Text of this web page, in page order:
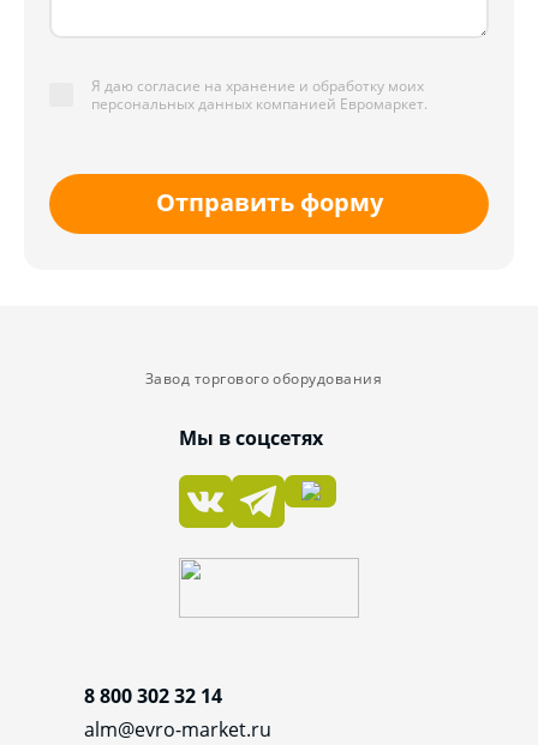
Я даю согласие на хранение и обработку моих
персональных данных компанией Евромаркет.
Отправить форму
Завод торгового оборудования
Мы в соцсетях
8 800 302 32 14
alm@evro-market.ru